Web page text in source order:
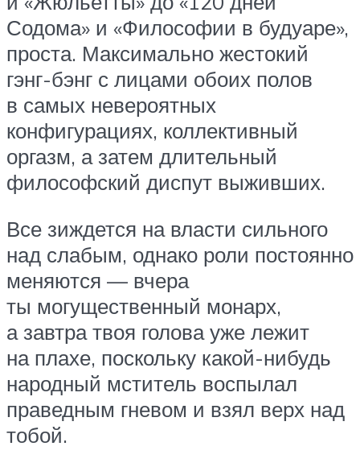
Содома» и «Философии в будуаре»,
проста. Максимально жестокий
гэнг-бэнг с лицами обоих полов
в самых невероятных
конфигурациях, коллективный
оргазм, а затем длительный
философский диспут выживших.
Все зиждется на власти сильного
над слабым, однако роли постоянно
меняются — вчера
ты могущественный монарх,
а завтра твоя голова уже лежит
на плахе, поскольку какой-нибудь
народный мститель воспылал
праведным гневом и взял верх над
тобой.